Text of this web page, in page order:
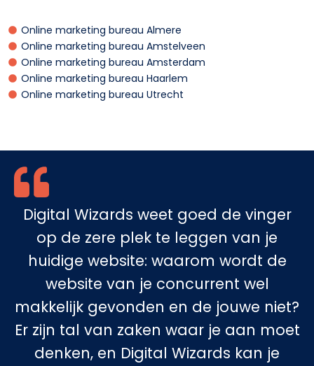
Online marketing bureau Almere
Online marketing bureau Amstelveen
Online marketing bureau Amsterdam
Online marketing bureau Haarlem
Online marketing bureau Utrecht
Digital Wizards weet goed de vinger
op de zere plek te leggen van je
huidige website: waarom wordt de
website van je concurrent wel
makkelijk gevonden en de jouwe niet?
Er zijn tal van zaken waar je aan moet
denken, en Digital Wizards kan je